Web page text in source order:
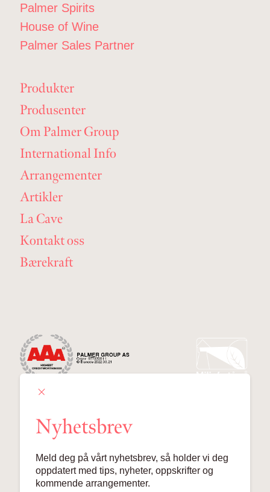
Palmer Spirits
House of Wine
Palmer Sales Partner
Produkter
Produsenter
Om Palmer Group
International Info
Arrangementer
Artikler
La Cave
Kontakt oss
Bærekraft
Lille Grensen 7, 0159 Oslo
Nyhetsbrev
Meld deg på vårt nyhetsbrev, så holder vi deg
oppdatert med tips, nyheter, oppskrifter og
kommende arrangementer.